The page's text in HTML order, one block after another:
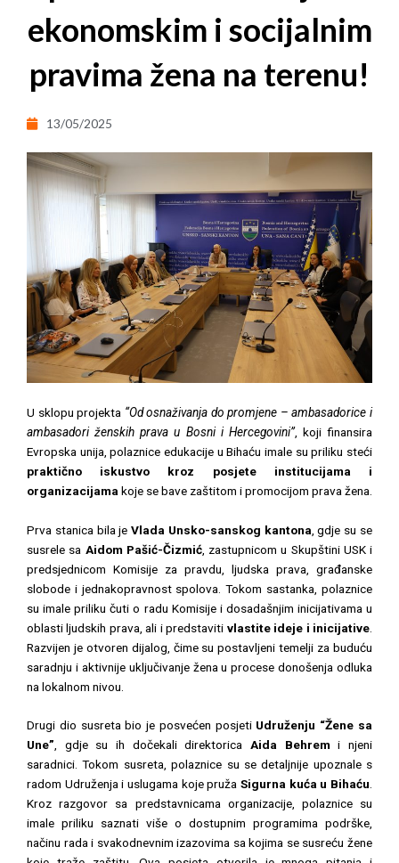
ekonomskim i socijalnim
pravima žena na terenu!
13/05/2025
U sklopu projekta “Od osnaživanja do promjene – ambasadorice i
ambasadori ženskih prava u Bosni i Hercegovini”, koji finansira
Evropska unija, polaznice edukacije u Bihaću imale su priliku steći
praktično iskustvo kroz posjete institucijama i
organizacijama koje se bave zaštitom i promocijom prava žena.
Prva stanica bila jeVlada Unsko-sanskog kantona , gdje su se
susrele sa Aidom Pašić-Čizmić, zastupnicom u Skupštini USK i
predsjednicom Komisije za pravdu, ljudska prava, građanske
slobode i jednakopravnost spolova. Tokom sastanka, polaznice
su imale priliku čuti o radu Komisije i dosadašnjim inicijativama u
oblasti ljudskih prava, ali i predstaviti vlastite ideje i inicijative
Razvijen je otvoren dijalog, čime su postavljeni temelji za buduću
saradnju i aktivnije uključivanje žena u procese donošenja odluka
na lokalnom nivou.
Drugi dio susreta bio je posvećen posjeti Udruženju “Žene sa
Une”, gdje su ih dočekali direktorica Aida Behrem i njeni
saradnici. Tokom susreta, polaznice su se detaljnije upoznale s
radom Udruženja i uslugama koje pruža Sigurna kuća u Bihaću.
Kroz razgovor sa predstavnicama organizacije, polaznice su
imale priliku saznati više o dostupnim programima podrške,
načinu rada i svakodnevnim izazovima sa kojima se susreću žene